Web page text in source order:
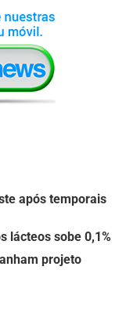
após temporais
lácteos sobe 0,1%
projeto